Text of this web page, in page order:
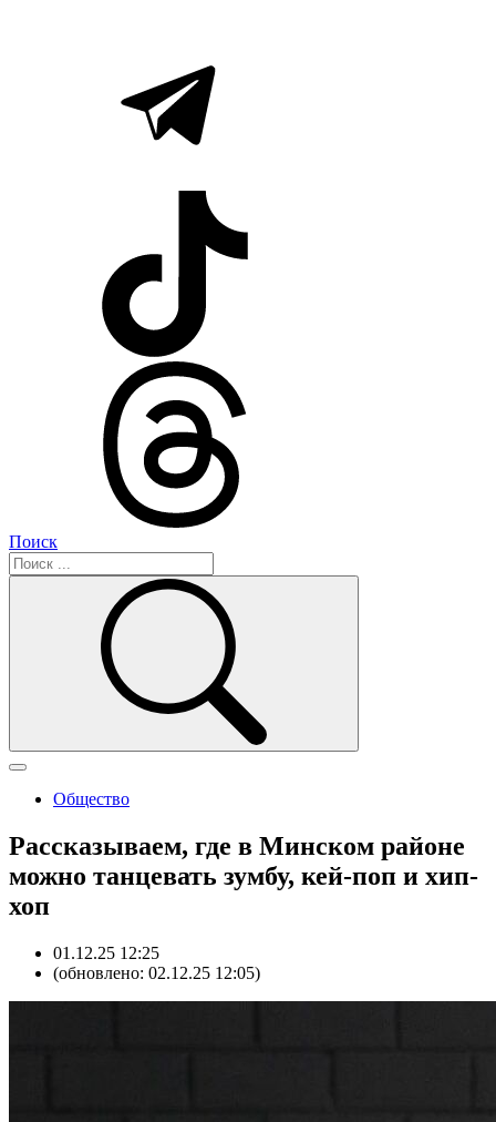
Поиск
Общество
Рассказываем, где в Минском районе
можно танцевать зумбу, кей-поп и хип-
хоп
01.12.25 12:25
(обновлено: 02.12.25 12:05)